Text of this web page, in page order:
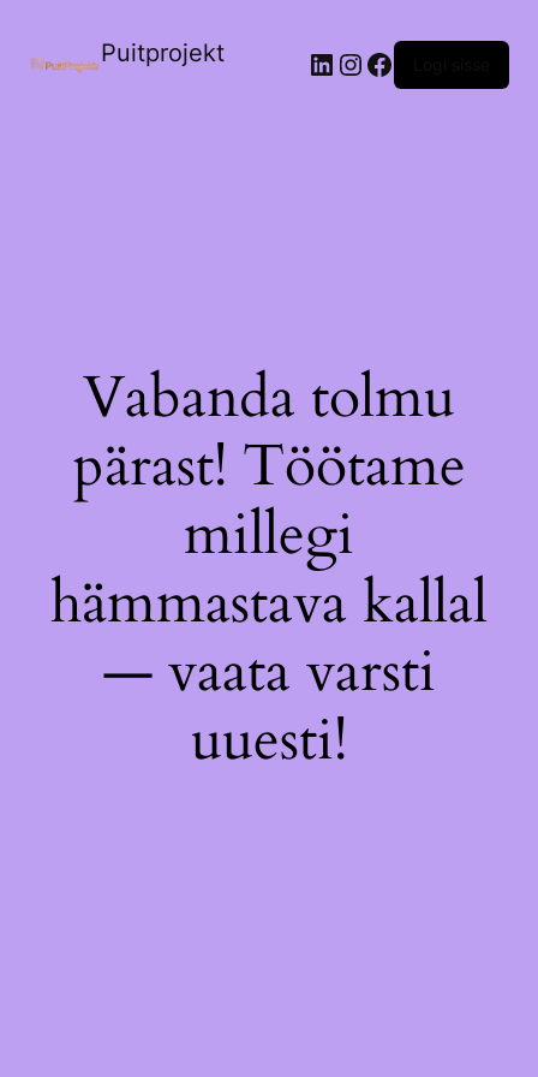
Puitprojekt LinkedIn
Instagram
Facebook
Vabanda tolmu
pärast! Töötame
millegi
hämmastava kallal
— vaata varsti
uuesti!